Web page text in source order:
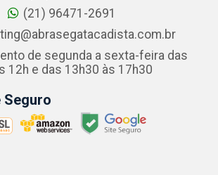
(21) 96471-2691
de segunda a sexta-feira das
12h e das 13h30 às 17h30
Seguro